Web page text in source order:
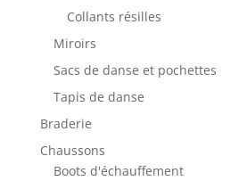
Collants résilles
Miroirs
Sacs de danse et pochettes
Tapis de danse
Braderie
Chaussons
Boots d'échauffement